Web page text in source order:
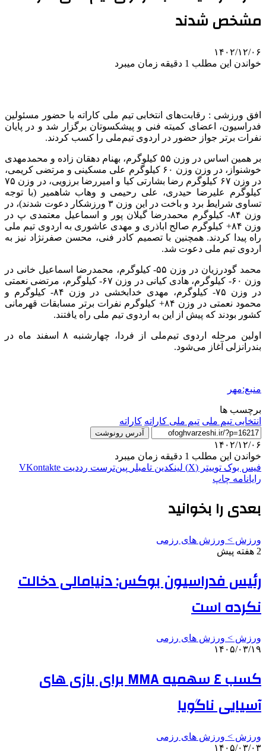
مشخص شدند
۱۴۰۲/۱۲/۰۶
خواندن این مطلب 1 دقیقه زمان میبرد
افق ورزشی : رقابت‌های انتخابی تیم ملی کاراته با حضور مسئولین
فدراسیون، اعضای کمیته فنی و پیشکسوتان برگزار شد و در پایان
نفرات برتر جواز حضور در اردوی تیم‌ملی را کسب کردند.
بر همین اساس در وزن ۵۵ کیلوگرم، بهنام دهقان زاده و محمدمهدی
خوشنواز، در وزن وزن ۶۰ کیلوگرم علی مسکینی و مرتضی کریمی،
در وزن ۶۷ کیلوگرم رضا بشارتی کیا و امیررضا برزویی، در وزن ۷۵
کیلوگرم علیرضا حیدری، علی رحیمی و وهاب شاهمیر (با توجه
تساوی شرایط برد و باخت در این وزن ۳ ورزشکار دعوت شدند)، در
وزن ۸۴- کیلوگرم محمدرضا گیلان پور و اسماعیل معتمدی پ در
وزن ۸۴+ کیلوگرم صالح اباذری و مهدی عاشوری به اردوی تیم ملی
راه پیدا کردند. همچنین با تصمیم کادر فنی، محسن صفرنژاد نیز به
اردوی تیم ملی دعوت شد.
محمد گودرزیان در وزن ۵۵- کیلوگرم، محمدرضا اسماعیل خانی در
وزن ۶۰- کیلوگرم، هادی کیانی در وزن ۶۷- کیلوگرم، مرتضی نعمتی
در وزن ۷۵- کیلوگرم، مهدی خدابخشی در وزن ۸۴- کیلوگرم و
محمود نعمتی در وزن ۸۴+ کیلوگرم نفرات برتر مسابقات قهرمانی
کشور بودند که پیش از این به اردوی تیم ملی راه یافتند.
اولین مرحله اردوی تیم‌ملی از فردا، چهارشنبه ۸ اسفند ماه در
بندرانزلی آغاز می‌شود.
منبع:مهر
برچسب ها
انتخابی تیم ملی تیم ملی کاراته کاراته
آدرس رونوشت
۱۴۰۲/۱۲/۰۶
خواندن این مطلب 1 دقیقه زمان میبرد
فیس بوک توییتر (X) لینکدین ‫تامبلر ‫پین‌ترست ‫رددیت ‫VKontakte
رایانامه چاپ
بعدی را بخوانید
ورزش > ورزش های رزمی
2 هفته پیش
رئیس فدراسیون بوکس: دنیامالی دخالت
نکرده است
ورزش > ورزش های رزمی
۱۴۰۵/۰۳/۱۹
کسب ٤ سهمیه MMA برای بازی های
آسیایی ناگویا
ورزش > ورزش های رزمی
۱۴۰۵/۰۳/۰۳